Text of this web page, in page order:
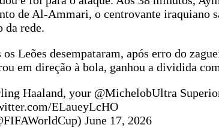
de Al-Ammari, o centrovante iraquiano
da rede.
Leões desempataram, após erro do
em direção à bola, ganhou a dividida
Haaland, your @MichelobUltra
ELaueyLcHO
June 17, 2026